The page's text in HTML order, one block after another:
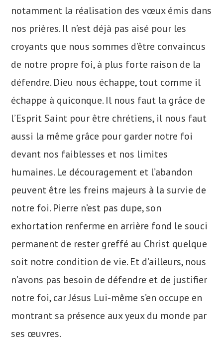
notamment la réalisation des vœux émis dans
nos prières. Il n’est déjà pas aisé pour les
croyants que nous sommes d’être convaincus
de notre propre foi, à plus forte raison de la
défendre. Dieu nous échappe, tout comme il
échappe à quiconque. Il nous faut la grâce de
l’Esprit Saint pour être chrétiens, il nous faut
aussi la même grâce pour garder notre foi
devant nos faiblesses et nos limites
humaines. Le découragement et l’abandon
peuvent être les freins majeurs à la survie de
notre foi. Pierre n’est pas dupe, son
exhortation renferme en arrière fond le souci
permanent de rester greffé au Christ quelque
soit notre condition de vie. Et d’ailleurs, nous
n’avons pas besoin de défendre et de justifier
notre foi, car Jésus Lui-même s’en occupe en
montrant sa présence aux yeux du monde par
ses œuvres.